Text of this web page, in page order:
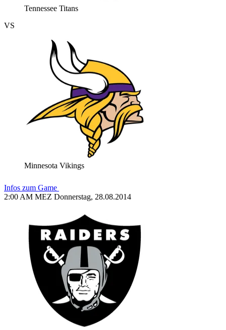
Tennessee Titans
VS
Minnesota Vikings
Infos zum Game
2:00 AM MEZ Donnerstag, 28.08.2014